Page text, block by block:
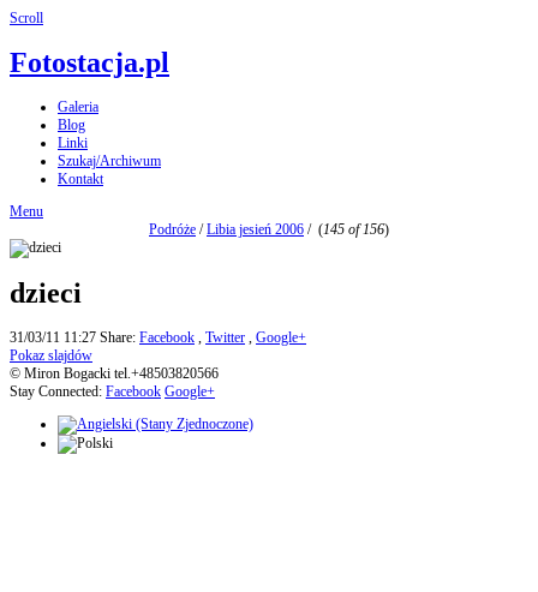
Scroll
Fotostacja.pl
Galeria
Blog
Linki
Szukaj/Archiwum
Kontakt
Menu
Podróże /Libia jesień 2006 / (145 of 156)
dzieci
31/03/11 11:27 Share: Facebook , Twitter , Google+
Pokaz slajdów
© Miron Bogacki tel.+48503820566
Stay Connected: Facebook Google+